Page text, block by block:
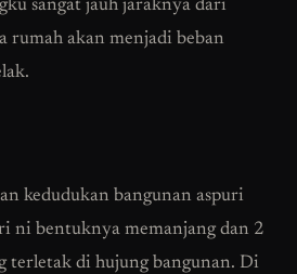
sangat jauh jaraknya dari
rumah akan menjadi beban
kedudukan bangunan aspuri
ni bentuknya memanjang dan 2
terletak di hujung bangunan. Di